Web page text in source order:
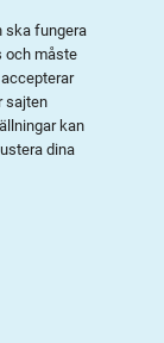
ska fungera
och måste
sajten
kan
dina